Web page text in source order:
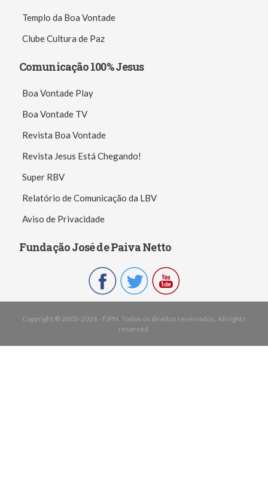
Templo da Boa Vontade
Clube Cultura de Paz
Comunicação 100% Jesus
Boa Vontade Play
Boa Vontade TV
Revista Boa Vontade
Revista Jesus Está Chegando!
Super RBV
Relatório de Comunicação da LBV
Aviso de Privacidade
Fundação José de Paiva Netto
Copyright ® 2003-2026 - FJPN. Todos os direitos reservados. All rights
reserved.